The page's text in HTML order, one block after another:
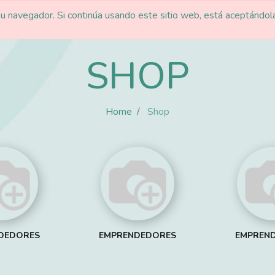
navegador. Si continúa usando este sitio web, está
Home Cursos Comunidad Contacto Blog Empleos
SHOP
Home Shop
EMPRENDEDORES